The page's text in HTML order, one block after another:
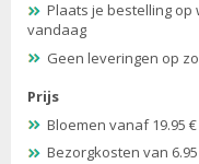
Plaats je bestelling op
vandaag
Geen leveringen op
Prijs
Bloemen vanaf 19.95 €
Bezorgkosten van